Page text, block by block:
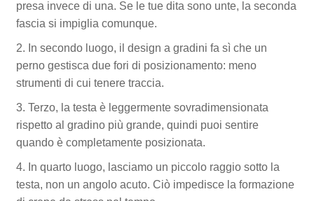
presa invece di una. Se le tue dita sono unte, la seconda
fascia si impiglia comunque.
2. In secondo luogo, il design a gradini fa sì che un
perno gestisca due fori di posizionamento: meno
strumenti di cui tenere traccia.
3. Terzo, la testa è leggermente sovradimensionata
rispetto al gradino più grande, quindi puoi sentire
quando è completamente posizionata.
4. In quarto luogo, lasciamo un piccolo raggio sotto la
testa, non un angolo acuto. Ciò impedisce la formazione